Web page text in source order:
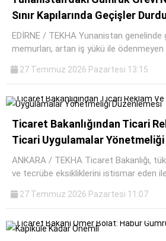
Sınır Kapılarında Geçişler
EDİRNE / TEKHA Yunanistan
memurları, artan iş yükü ile
27 Temmuz 2026 Pazartesi 13:15
Ticaret Bakanlığından Ticari
Ticari Uygulamalar
ANKARA / TEKHA Ticaret Bakanlığı,
ve tecrübe eksikliklerini istismar eden
27 Temmuz 2026 Pazartesi 11:07